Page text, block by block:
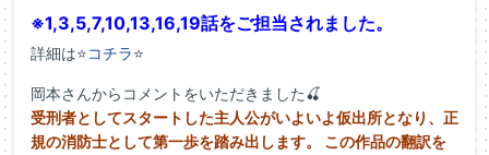
※1,3,5,7,10,13,16,19話をご担当されました。
詳細は⭐コチラ⭐
岡本さんからコメントをいただきました🍒
受刑者としてスタートした主人公がいよいよ仮出所となり、正
規の消防士として第一歩を踏み出します。 この作品の翻訳を